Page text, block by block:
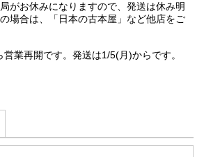
がお休みになりますので、発送は休み明
場合は、「日本の古本屋」など他店をご
業再開です。発送は1/5(月)からです。